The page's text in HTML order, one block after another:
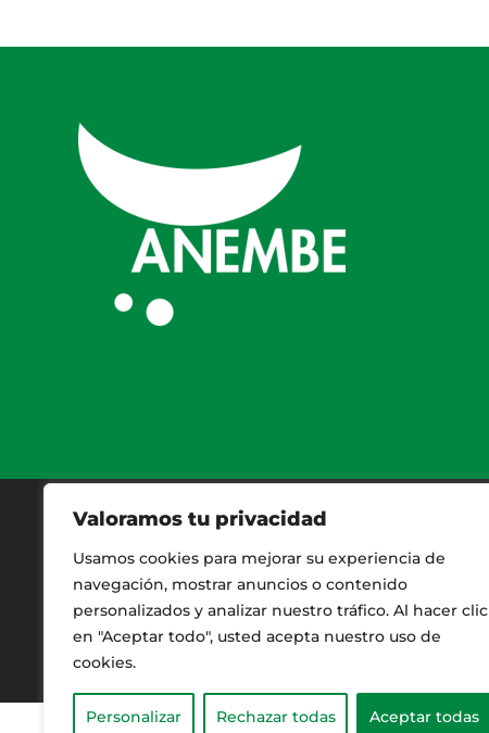
Valoramos tu privacidad
Usamos cookies para mejorar su experiencia de
navegación, mostrar anuncios o contenido
personalizados y analizar nuestro tráfico. Al hacer clic
en "Aceptar todo", usted acepta nuestro uso de
cookies.
Personalizar Rechazar todas Aceptar todas
CONTACTO